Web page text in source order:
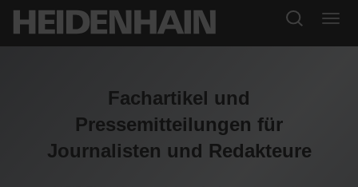
Fachartikel und
Pressemitteilungen für
Journalisten und Redakteure